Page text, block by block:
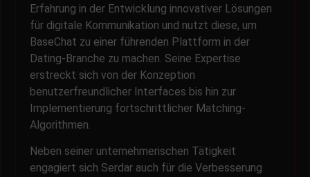
Erfahrung in der Entwicklung innovativer Lösungen
für digitale Kommunikation und nutzt diese, um
BaseChat zu einer führenden Plattform in der
Dating-Branche zu machen. Seine Expertise
erstreckt sich von der Konzeption
benutzerfreundlicher Interfaces bis hin zur
Implementierung fortschrittlicher Matching-
Algorithmen.
Neben seiner unternehmerischen Tätigkeit
engagiert sich Serdar auch für die Verbesserung